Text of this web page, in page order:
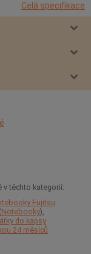
Celá specifikace
v těchto kategorií:
Fujitsu
Notebooky
do kapsy
24 měsíců